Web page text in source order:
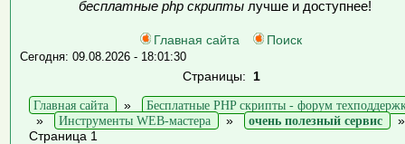
бесплатные php скриптылучше и доступнее!
Главная сайта Поиск
Сегодня: 09.08.2026 - 18:01:30
Страницы: 1
Главная сайта
»
Бесплатные PHP скрипты - форум
»
Инструменты WEB-мастера » очень полезный сервис
Страница 1